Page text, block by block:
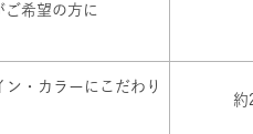
ご希望の方に
・カラーにこだわり
約